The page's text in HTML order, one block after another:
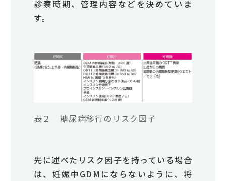
診察時期、管理内容などを決めていま
す。
表２ 糖尿病移行のリスク因子
先に述べたリスク因子を持っている場合
は、妊娠中GDMにならないように、将